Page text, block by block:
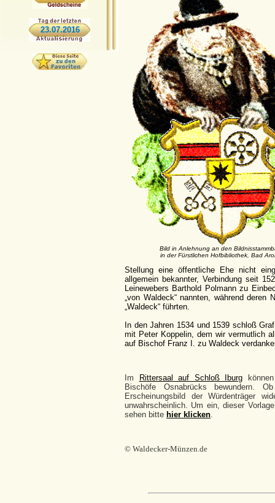
23.07.2016
Bild in Anlehnung an den
in der Fürstlichen Hofbibliothek, Bad
Stellung eine öffentliche Ehe nicht
allgemein bekannter, Verbindung seit
Leinewebers Barthold Polmann zu
„von Waldeck“ nannten, während deren
„Waldeck“ führten.
In den Jahren 1534 und 1539 schloß
mit Peter Koppelin, dem wir vermutlich
auf Bischof Franz I. zu Waldeck
Im Rittersaal auf Schloß Iburg
Bischöfe Osnabrücks bewundern.
Erscheinungsbild der Würdenträger
unwahrscheinlich. Um ein, dieser
sehen bitte hier klicken.
© Waldecker-Münzen.de